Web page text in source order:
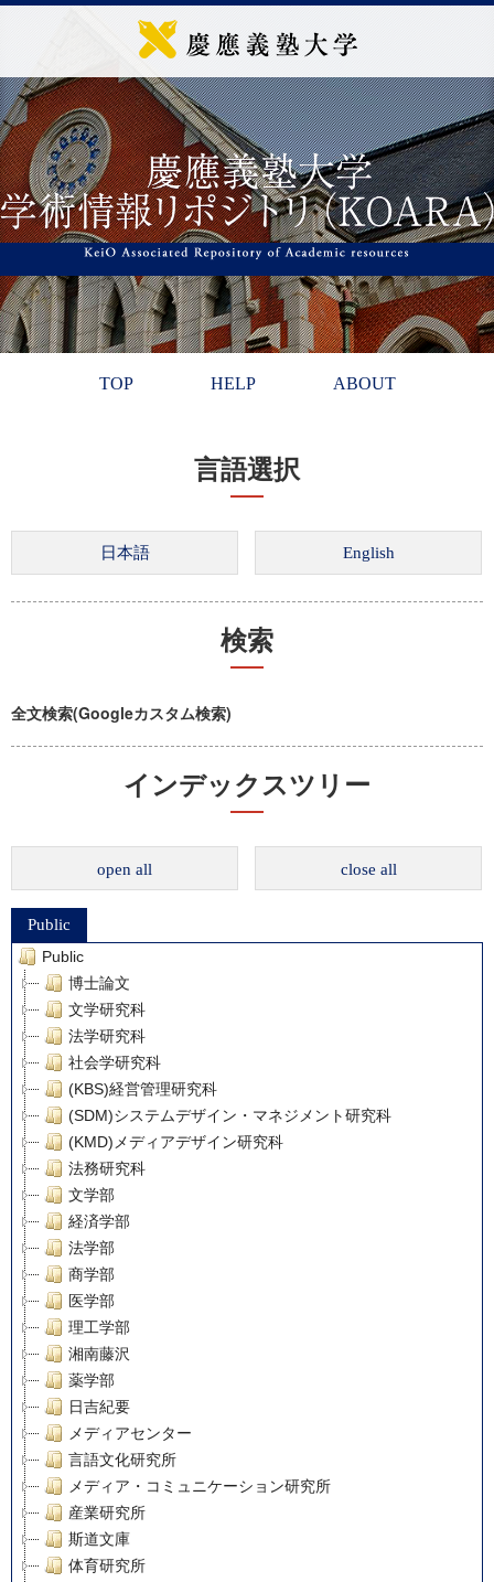
TOP HELP ABOUT
言語選択
検索
全文検索(Googleカスタム検索)
インデックスツリー
open all close all
Public
Public
博士論文
文学研究科
法学研究科
社会学研究科
(KBS)経営管理研究科
(SDM)システムデザイン・マネジメント研究科
(KMD)メディアデザイン研究科
法務研究科
文学部
経済学部
法学部
商学部
医学部
理工学部
湘南藤沢
薬学部
日吉紀要
メディアセンター
言語文化研究所
メディア・コミュニケーション研究所
産業研究所
斯道文庫
体育研究所